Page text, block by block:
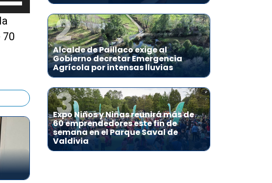
70
2
Alcalde de Paillaco exige al
Gobierno decretar Emergencia
Agrícola por intensas lluvias
3
Expo Niños y Niñas reunirá más de
60 emprendedores este fin de
semana en el Parque Saval de
Valdivia